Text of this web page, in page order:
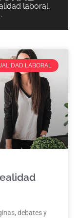
laboral,
LABORAL
debates y